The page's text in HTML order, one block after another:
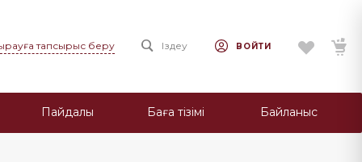
тапсырыс беру Іздеу ВОЙТИ
Пайдалы Баға тізімі Байланыс